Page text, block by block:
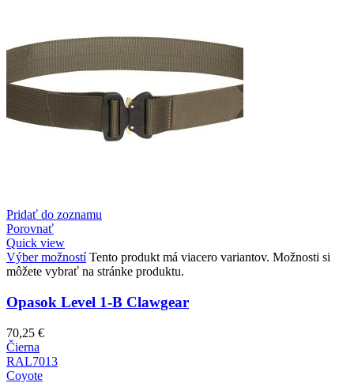
Pridať do zoznamu
Porovnať
Quick view
Výber možností Tento produkt má viacero variantov. Možnosti si
môžete vybrať na stránke produktu.
Opasok Level 1-B Clawgear
70,25 €
Čierna
RAL7013
Coyote